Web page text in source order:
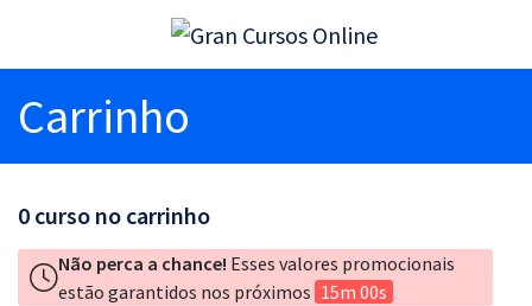
Carrinho
0 curso no carrinho
Não perca a chance! Esses valores promocionais
estão garantidos nos próximos 15m 00s